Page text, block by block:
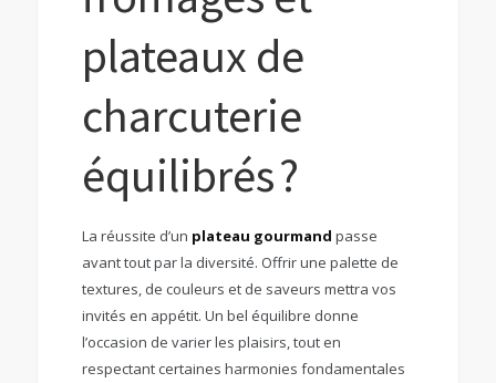
plateaux de
charcuterie
équilibrés ?
La réussite d’un plateau gourmand passe
avant tout par la diversité. Offrir une palette de
textures, de couleurs et de saveurs mettra vos
invités en appétit. Un bel équilibre donne
l’occasion de varier les plaisirs, tout en
respectant certaines harmonies fondamentales